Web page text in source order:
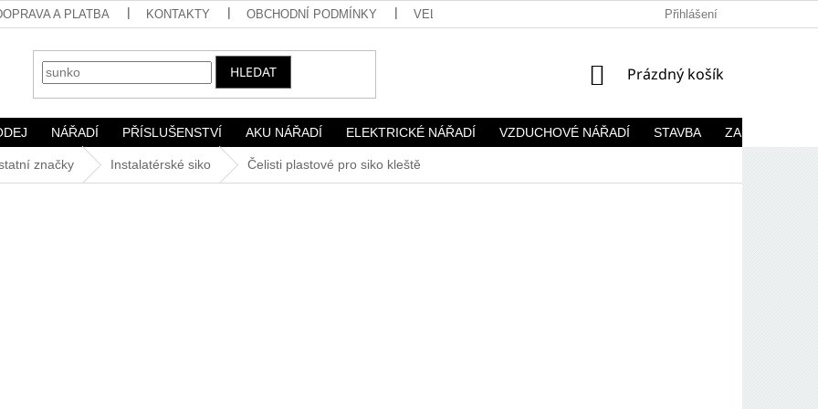
A PLATBA KONTAKTY OBCHODNÍ PODMÍNKY VELKOOBCHOD Přihlášení
HLEDAT
NÁKUPNÍ
Prázdný košík
NÁŘADÍ PŘÍSLUŠENSTVÍ AKU NÁŘADÍ ELEKTRICKÉ NÁŘADÍ VZDUCHOVÉ NÁŘADÍ STAVBA ZAHRADA
značky Instalatérské siko Čelisti plastové pro siko kleště